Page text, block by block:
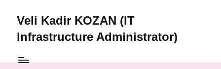
Veli Kadir KOZAN (IT
Infrastructure Administrator)